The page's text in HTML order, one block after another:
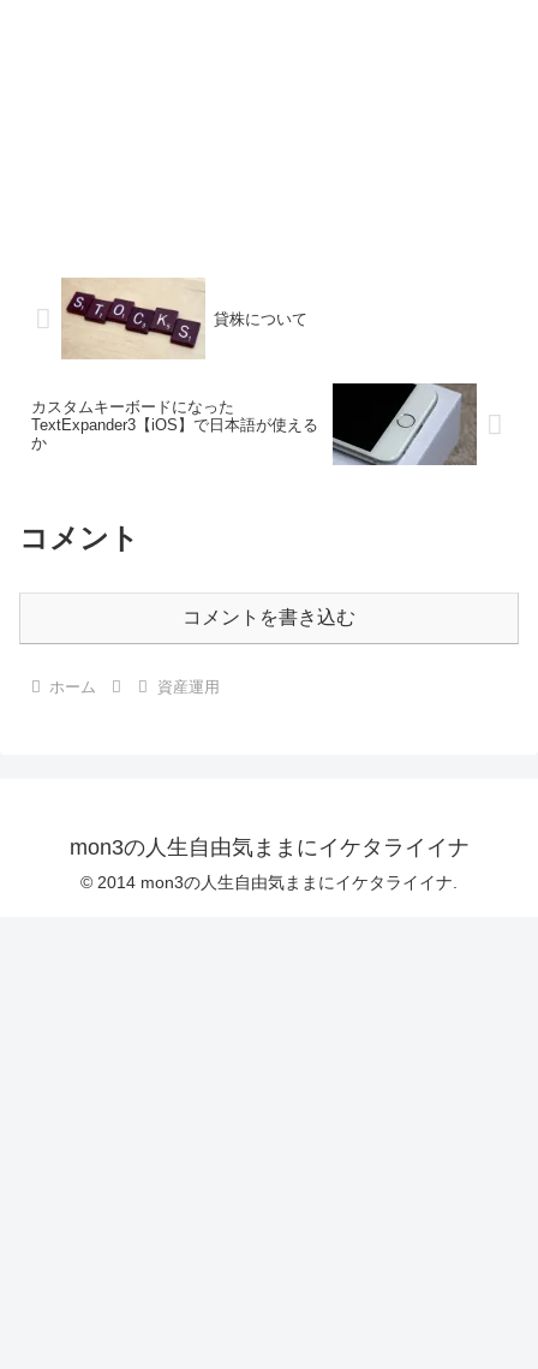
貸株について
カスタムキーボードになった
TextExpander3【iOS】で日本語が使える
か
コメント
コメントを書き込む
ホーム 資産運用
mon3の人生自由気ままにイケタライイナ
© 2014 mon3の人生自由気ままにイケタライイナ.